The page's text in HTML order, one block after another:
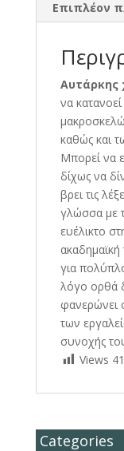
Επιπλέον
Αυτάρκης
να
καθώς και
Μπορεί να
δίχως να
βρει τις
γλώσσα με
ευέλικτο
για
λόγο ορθά
φανερώνει
των
συνοχής
Views 41
Categories